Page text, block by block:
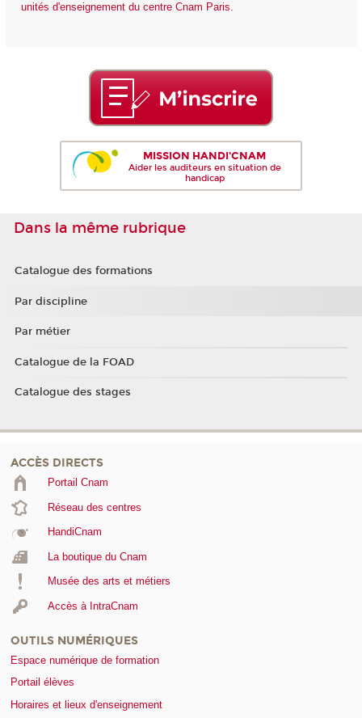
unités d'enseignement du centre Cnam Paris.
MISSION HANDI'CNAM
Aider les auditeurs en situation de
handicap
Dans la même rubrique
Catalogue des formations
Par discipline
Par métier
Catalogue de la FOAD
Catalogue des stages
ACCÈS DIRECTS
Portail Cnam
Réseau des centres
HandiCnam
La boutique du Cnam
Musée des arts et métiers
Accès à IntraCnam
OUTILS NUMÉRIQUES
Espace numérique de formation
Portail élèves
Horaires et lieux d'enseignement